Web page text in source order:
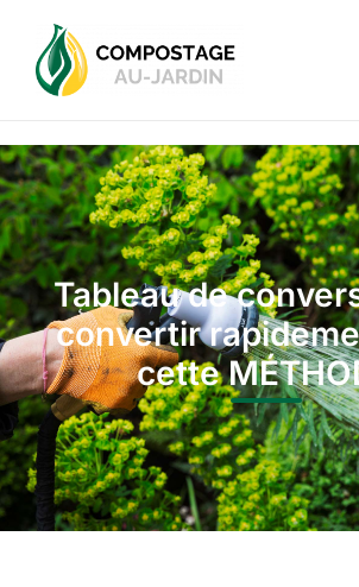
Tableau de
convertir
cette